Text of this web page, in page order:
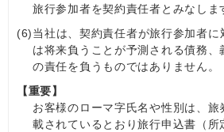
旅行参加者を契約責任者とみなしま
(6)当社は、契約責任者が旅行参加者に
は将来負うことが予測される債務、
の責任を負うものではありません。
【重要】
お客様のローマ字氏名や性別は、
載されているとおり旅行申込書（所